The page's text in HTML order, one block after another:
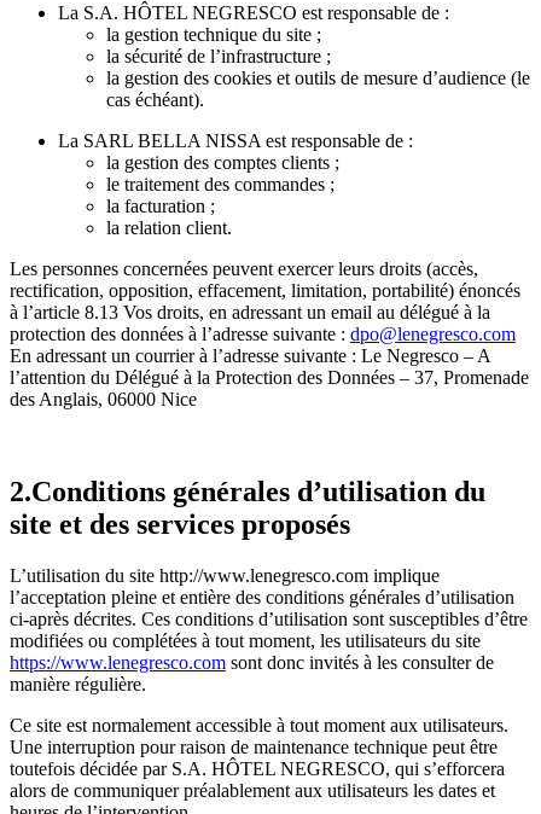
La S.A. HÔTEL NEGRESCO est responsable de :
la gestion technique du site ;
la sécurité de l’infrastructure ;
la gestion des cookies et outils de mesure d’audience (le
cas échéant).
La SARL BELLA NISSA est responsable de :
la gestion des comptes clients ;
le traitement des commandes ;
la facturation ;
la relation client.
Les personnes concernées peuvent exercer leurs droits (accès,
rectification, opposition, effacement, limitation, portabilité) énoncés
à l’article 8.13 Vos droits, en adressant un email au délégué à la
protection des données à l’adresse suivante : dpo@lenegresco.com
En adressant un courrier à l’adresse suivante : Le Negresco – A
l’attention du Délégué à la Protection des Données – 37, Promenade
des Anglais, 06000 Nice
2.Conditions générales d’utilisation du
site et des services proposés
L’utilisation du site http://www.lenegresco.com implique
l’acceptation pleine et entière des conditions générales d’utilisation
ci-après décrites. Ces conditions d’utilisation sont susceptibles d’être
modifiées ou complétées à tout moment, les utilisateurs du site
https://www.lenegresco.com sont donc invités à les consulter de
manière régulière.
Ce site est normalement accessible à tout moment aux utilisateurs.
Une interruption pour raison de maintenance technique peut être
toutefois décidée par S.A. HÔTEL NEGRESCO, qui s’efforcera
alors de communiquer préalablement aux utilisateurs les dates et